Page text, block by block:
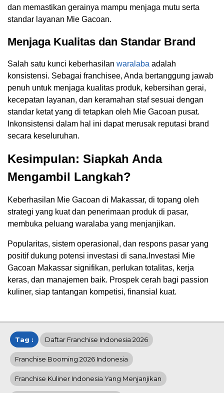
dan memastikan gerainya mampu menjaga mutu serta
standar layanan Mie Gacoan.
Menjaga Kualitas dan Standar Brand
Salah satu kunci keberhasilan waralaba adalah
konsistensi. Sebagai franchisee, Anda bertanggung jawab
penuh untuk menjaga kualitas produk, kebersihan gerai,
kecepatan layanan, dan keramahan staf sesuai dengan
standar ketat yang di tetapkan oleh Mie Gacoan pusat.
Inkonsistensi dalam hal ini dapat merusak reputasi brand
secara keseluruhan.
Kesimpulan: Siapkah Anda
Mengambil Langkah?
Keberhasilan Mie Gacoan di Makassar, di topang oleh
strategi yang kuat dan penerimaan produk di pasar,
membuka peluang waralaba yang menjanjikan.
Popularitas, sistem operasional, dan respons pasar yang
positif dukung potensi investasi di sana.Investasi Mie
Gacoan Makassar signifikan, perlukan totalitas, kerja
keras, dan manajemen baik. Prospek cerah bagi passion
kuliner, siap tantangan kompetisi, finansial kuat.
Tag : Daftar Franchise Indonesia 2026
Franchise Booming 2026 Indonesia
Franchise Kuliner Indonesia Yang Menjanjikan